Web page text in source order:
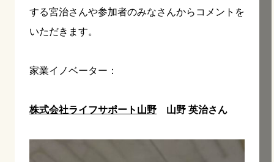
する宮治さんや参加者のみなさんからコメントを
いただきます。
家業イノベーター：
株式会社ライフサポート山野 山野 英治さん